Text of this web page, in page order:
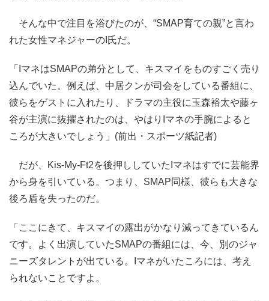
そんな中で注目を浴びたのが、“SMAP育ての親”と言わ
れた女性マネジャーのI氏だ。
「IマネはSMAPの弟分として、キスマイをものすごく売り
込んでいた。例えば、中居クンが司会をしている番組に、
彼らをゲストに入れたり、ドラマの主役に玉森裕太や藤ヶ
谷が主演に抜擢されたのは、やはりIマネの手腕によると
ころが大きいでしょう」(前出・スポーツ紙記者)
だが、Kis-My-Ft2を後押ししていたIマネはすでに芸能界
から身を引いている。つまり、SMAP同様、彼らも大きな
後ろ盾を失ったのだ。
「ここにきて、キスマイの露出がかなり減ってきているん
です。よく出演していたSMAPの番組には、今、別のジャ
ニーズタレントが出ている。Iマネがいたころには、考え
られないことですよ。